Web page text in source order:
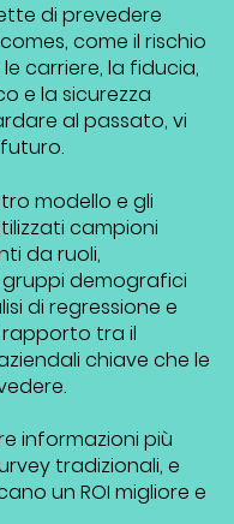
di prevedere
come il rischio
le carriere, la fiducia,
e la sicurezza
al passato, vi
modello e gli
campioni
da ruoli,
gruppi demografici
di regressione e
tra il
chiave che le
informazioni più
tradizionali, e
un ROI migliore e